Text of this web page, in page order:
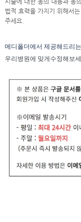
법적 효력을 가지기 위해서
주세요.
메디폴더에서 제공해드리
우리병원에 맞게수정해보